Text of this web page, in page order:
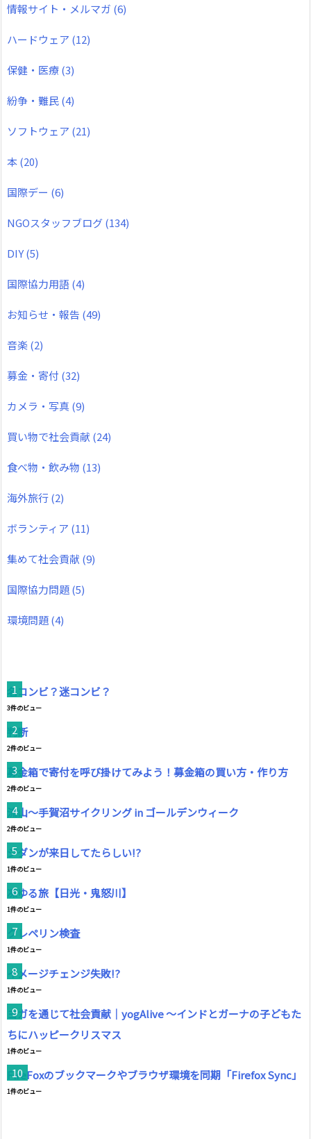
情報サイト・メルマガ (6)
ハードウェア (12)
保健・医療(3)
紛争・難民(4)
ソフトウェア (21)
本(20)
国際デー (6)
NGOスタッフブログ(134)
DIY(5)
国際協力用語(4)
お知らせ・報告 (49)
音楽(2)
募金・寄付 (32)
カメラ・写真(9)
買い物で社会貢献 (24)
食べ物・飲み物 (13)
海外旅行(2)
ボランティア (11)
集めて社会貢献 (9)
国際協力問題(5)
環境問題(4)
名コンビ？迷コンビ？
3件のビュー
判断
2件のビュー
募金箱で寄付を呼び掛けてみよう！募金箱の買い方・作り方
2件のビュー
流山～手賀沼サイクリング in ゴールデンウィーク
2件のビュー
ジダンが来日してたらしい!?
1件のビュー
凍ゆる旅【日光・鬼怒川】
1件のビュー
クレペリン検査
1件のビュー
イメージチェンジ失敗!?
1件のビュー
ヨガを通じて社会貢献｜yogAlive ～インドとガーナの子どもた
ちにハッピークリスマス
1件のビュー
FireFoxのブックマークやブラウザ環境を同期「Firefox Sync」
1件のビュー